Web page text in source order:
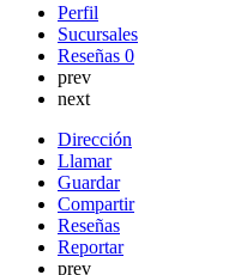
Perfil
Sucursales
Reseñas 0
prev
next
Dirección
Llamar
Guardar
Compartir
Reseñas
Reportar
prev